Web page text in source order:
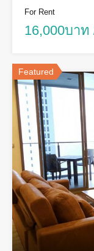
For Rent
16,000บาท
Featured